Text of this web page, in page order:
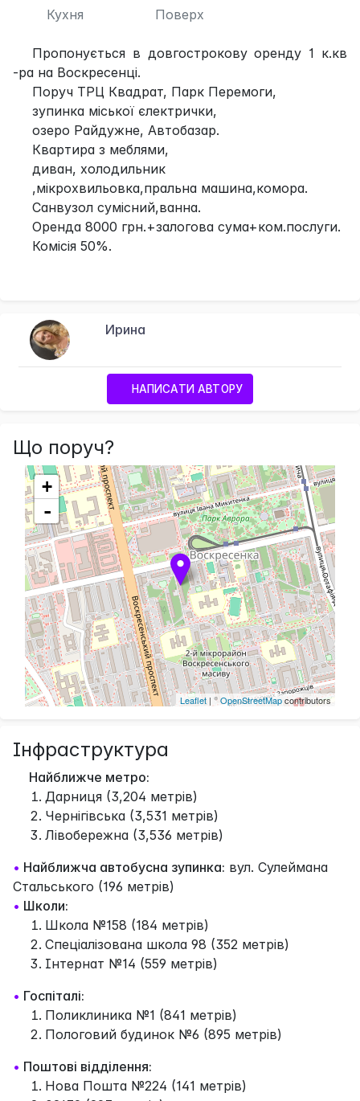
Кухня Поверх
Пропонується в довгострокову оренду 1 к.кв
-ра на Воскресенці.
Поруч ТРЦ Квадрат, Парк Перемоги,
зупинка міської єлектрички,
озеро Райдужне, Автобазар.
Квартира з меблями,
диван, холодильник
,мікрохвильовка,пральна машина,комора.
Санвузол сумісний,ванна.
Оренда 8000 грн.+залогова сума+ком.послуги.
Комісія 50%.
Ирина
НАПИСАТИ АВТОРУ
Що поруч?
+
-
Leaflet | ©OpenStreetMapcontributors
Інфраструктура
Найближче метро:
Дарниця (3,204 метрів)
Чернігівська (3,531 метрів)
Лівобережна (3,536 метрів)
• Найближча автобусна зупинка: вул. Сулеймана
Стальського (196 метрів)
• Школи:
Школа №158 (184 метрів)
Спеціалізована школа 98 (352 метрів)
Інтернат №14 (559 метрів)
• Госпіталі:
Поликлиника №1 (841 метрів)
Пологовий будинок №6 (895 метрів)
• Поштові відділення:
Нова Пошта №224 (141 метрів)